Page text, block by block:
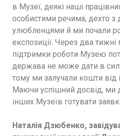
в Музеї, деякі наші
особистими речима, дехто
улюбленцями й ми почали
експозиції. Через два
підтримки роботи Музею
держава не може дати в
тому ми залучали кошти від
Маючи успішний досвід, ми
інших Музеїв готувати
Наталія Дзюбенко,